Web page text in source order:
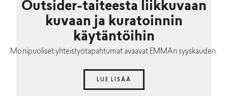
Outsider-taiteesta liikkuvaan
kuvaan ja kuratoinnin
käytäntöihin
Monipuoliset yhteistyötapahtumat avaavat EMMAn syyskauden.
LUE LISÄÄ